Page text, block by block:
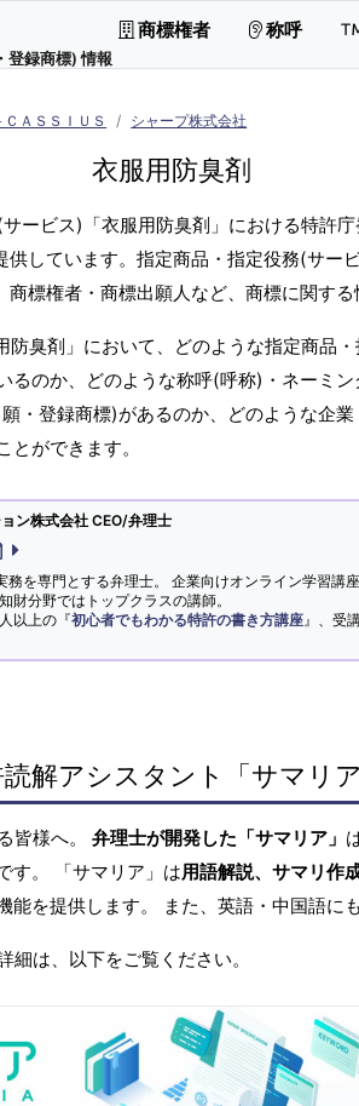
登録商標) 情報
商標権者 称呼
ＣＡＳＳＩＵＳ シャープ株式会社
衣服用防臭剤
ービス)「衣服用防臭剤」における特許
しています。指定商品・指定役務(サー
標権者・商標出願人など、商標に関する
臭剤」において、どのような指定商品
るのか、どのような称呼(呼称)・ネーミ
・登録商標)があるのか、どのような企
ができます。
ン株式会社 CEO/弁理士
務を専門とする弁理士。 企業向けオンライン学習
財分野ではトップクラスの講師。
以上の『初心者でもわかる特許の書き方講座 』、受
解アシスタント「サマリア
皆様へ。 弁理士が開発した「サマリア」
す。 「サマリア」は用語解説、サマリ作
を提供します。 また、英語・中国語に
細は、以下をご覧ください。